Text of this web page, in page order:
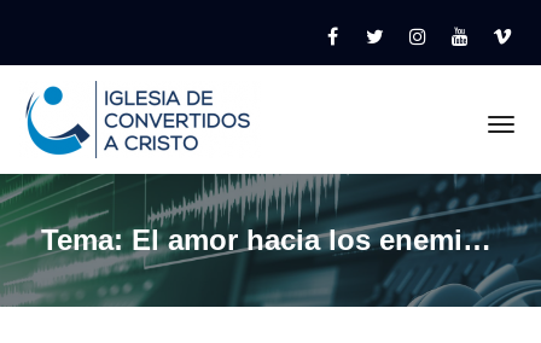
Tema: El amor hacia los enemigos